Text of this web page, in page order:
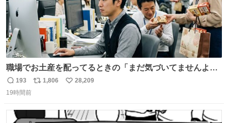
職場でお土産を配ってるときの「まだ気づいてませんよ」
的な演技が毎回シンドい。
返
信
193
リ
ト
1,806
い
数
28,209
19時間前